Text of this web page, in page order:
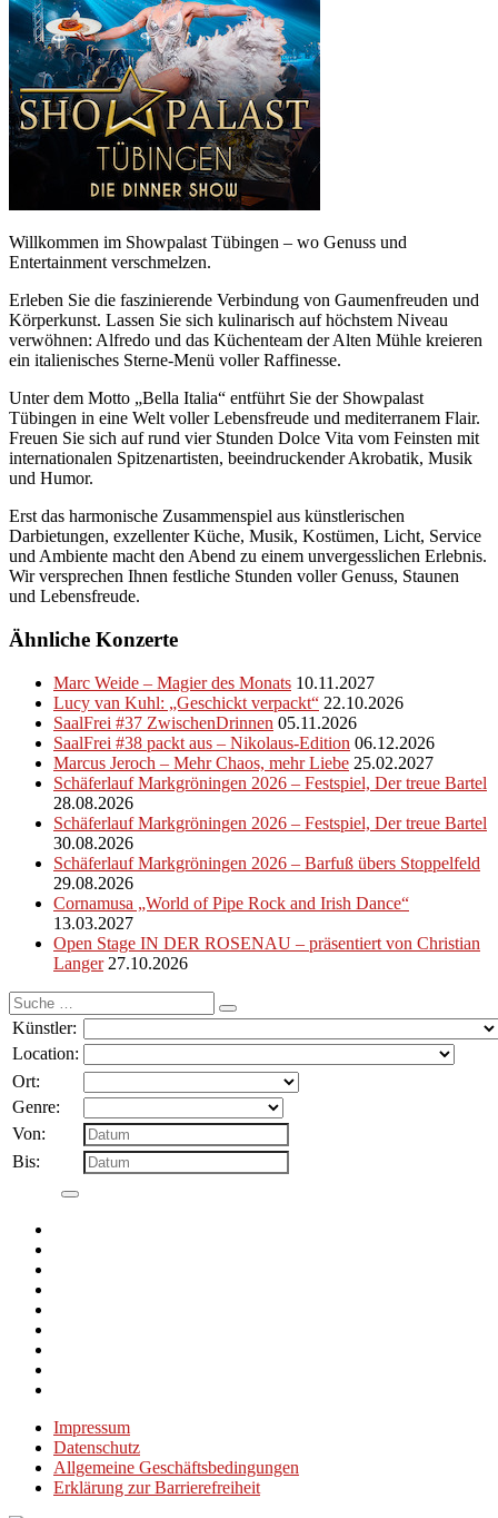
Willkommen im Showpalast Tübingen – wo Genuss und
Entertainment verschmelzen.
Erleben Sie die faszinierende Verbindung von Gaumenfreuden und
Körperkunst. Lassen Sie sich kulinarisch auf höchstem Niveau
verwöhnen: Alfredo und das Küchenteam der Alten Mühle kreieren
ein italienisches Sterne-Menü voller Raffinesse.
Unter dem Motto „Bella Italia“ entführt Sie der Showpalast
Tübingen in eine Welt voller Lebensfreude und mediterranem Flair.
Freuen Sie sich auf rund vier Stunden Dolce Vita vom Feinsten mit
internationalen Spitzenartisten, beeindruckender Akrobatik, Musik
und Humor.
Erst das harmonische Zusammenspiel aus künstlerischen
Darbietungen, exzellenter Küche, Musik, Kostümen, Licht, Service
und Ambiente macht den Abend zu einem unvergesslichen Erlebnis.
Wir versprechen Ihnen festliche Stunden voller Genuss, Staunen
und Lebensfreude.
Ähnliche Konzerte
Marc Weide – Magier des Monats 10.11.2027
Lucy van Kuhl: „Geschickt verpackt“ 22.10.2026
SaalFrei #37 ZwischenDrinnen 05.11.2026
SaalFrei #38 packt aus – Nikolaus-Edition 06.12.2026
Marcus Jeroch – Mehr Chaos, mehr Liebe 25.02.2027
Schäferlauf Markgröningen 2026 – Festspiel, Der treue Bartel
28.08.2026
Schäferlauf Markgröningen 2026 – Festspiel, Der treue Bartel
30.08.2026
Schäferlauf Markgröningen 2026 – Barfuß übers Stoppelfeld
29.08.2026
Cornamusa „World of Pipe Rock and Irish Dance“
13.03.2027
Open Stage IN DER ROSENAU – präsentiert von Christian
Langer 27.10.2026
Suche
nach:
Künstler:
Location:
Ort:
Genre:
Von:
Bis:
Impressum
Datenschutz
Allgemeine Geschäftsbedingungen
Erklärung zur Barrierefreiheit